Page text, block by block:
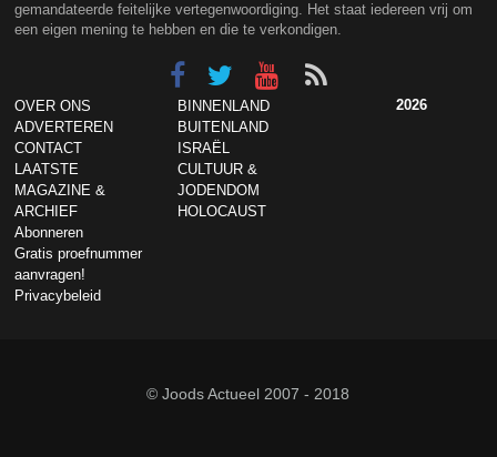
gemandateerde feitelijke vertegenwoordiging. Het staat iedereen vrij om
een eigen mening te hebben en die te verkondigen.
OVER ONS
ADVERTEREN
CONTACT
LAATSTE
MAGAZINE &
ARCHIEF
Abonneren
Gratis proefnummer
aanvragen!
Privacybeleid
BINNENLAND
BUITENLAND
ISRAËL
CULTUUR &
JODENDOM
HOLOCAUST
2026
© Joods Actueel 2007 - 2018